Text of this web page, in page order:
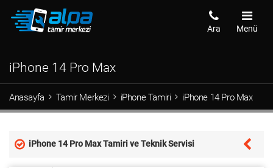
Menü
Ara
iPhone 14 Pro Max
Anasayfa Tamir Merkezi iPhone Tamiri iPhone 14 Pro Max
iPhone 14 Pro Max Tamiri ve Teknik Servisi